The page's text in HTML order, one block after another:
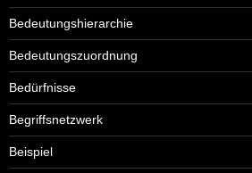
Bedeutungshierarchie
Bedeutungszuordnung
Bedürfnisse
Begriffsnetzwerk
Beispiel